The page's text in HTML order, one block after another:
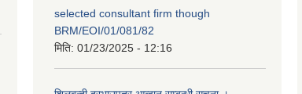
selected consultant firm though
BRM/EOI/01/081/82
मिति: 01/23/2025 - 12:16